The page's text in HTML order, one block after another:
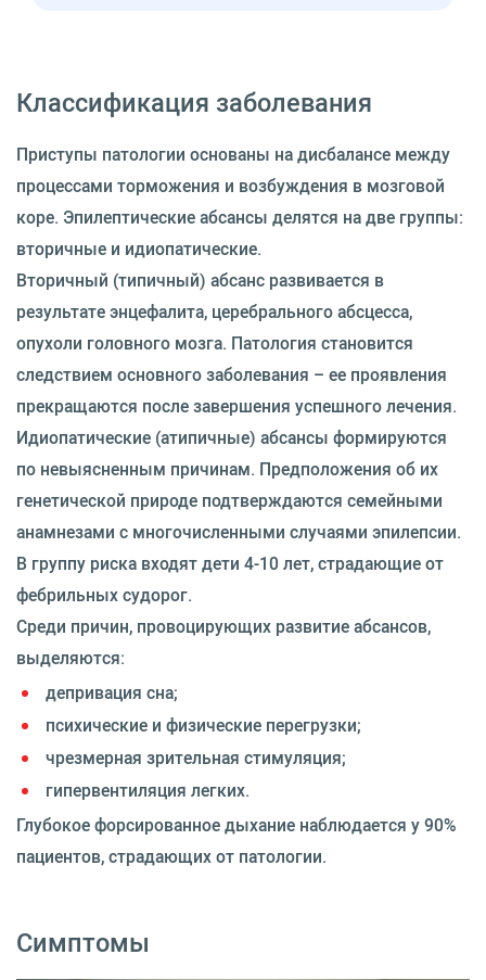
Классификация заболевания
Приступы патологии основаны на дисбалансе между
процессами торможения и возбуждения в мозговой
коре. Эпилептические абсансы делятся на две группы:
вторичные и идиопатические.
Вторичный (типичный) абсанс развивается в
результате энцефалита, церебрального абсцесса,
опухоли головного мозга. Патология становится
следствием основного заболевания – ее проявления
прекращаются после завершения успешного лечения.
Идиопатические (атипичные) абсансы формируются
по невыясненным причинам. Предположения об их
генетической природе подтверждаются семейными
анамнезами с многочисленными случаями эпилепсии.
В группу риска входят дети 4-10 лет, страдающие от
фебрильных судорог.
Среди причин, провоцирующих развитие абсансов,
выделяются:
депривация сна;
психические и физические перегрузки;
чрезмерная зрительная стимуляция;
гипервентиляция легких.
Глубокое форсированное дыхание наблюдается у 90%
пациентов, страдающих от патологии.
Симптомы